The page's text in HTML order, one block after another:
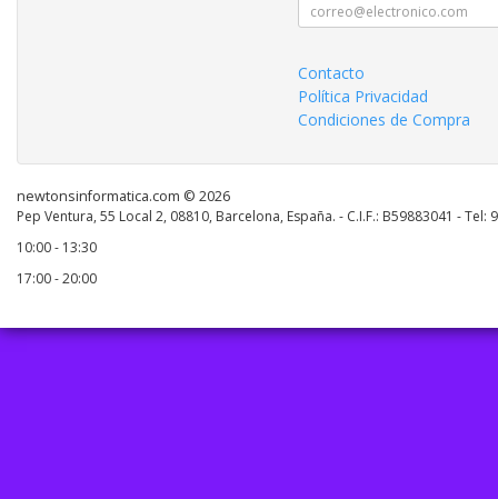
Contacto
Política Privacidad
Condiciones de Compra
newtonsinformatica.com © 2026
Pep Ventura, 55 Local 2, 08810, Barcelona, España. - C.I.F.: B59883041 - Tel:
10:00 - 13:30
17:00 - 20:00